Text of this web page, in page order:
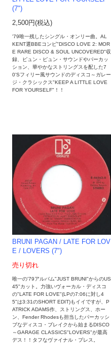
(7")
2,500円(税込)
'79唯一残したシングル・オンリー曲。AL
KENT選BBEコンピ"DISCO LOVE 2: MOR
E RARE DISCO & SOUL UNCOVERED"収
録、ピュン・ピュン・サウンドやパーカッ
ション、華やかなストリングスを配した7
0'Sフィリー風サウンドのディスコ～ガレー
ジ・クラシックス"KEEP A LITTLE LOVE
FOR YOURSELF"！！
BRUNI PAGAN / LATE FOR LOV
E / LOVERS (7")
売り切れ
唯一の'79アルバム"JUST BRUNI"からのUS
45"カット。力強いヴォーカル・ディスコ
の"LATE FOR LOVE"(LPの7:06に対し4
5"は3:31のSHORT EDIT)もイイですが、P
ATRICK ADAMS作、ストリングス、ホー
ン、Fender Rhodesも担当したパーカッシ
ブなディスコ・ブレイクから始まるDISCO
～GARAGE CLASSICS"LOVERS"が最高
デス！！タフなヴァイナル・プレス。